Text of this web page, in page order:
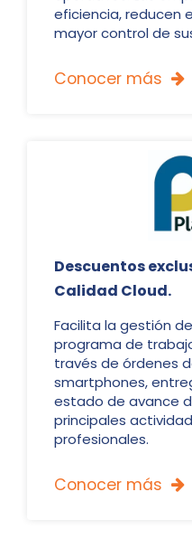
eficiencia, reducen
mayor control de
Conocer más 
Descuentos
Calidad Cloud.
Facilita la gestión
programa de
través de órdenes
smartphones,
estado de avance
principales
profesionales.
Conocer más 